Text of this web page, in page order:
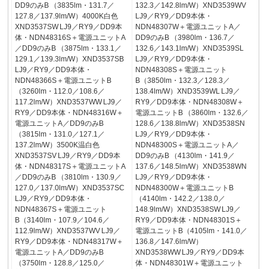
DD9のみB （3835lm・131.7／
127.8／137.9lm/W）4000K白色
XND3537SW LJ9／RY9／DD9本
体・NDN48316S＋電源ユニットA
／DD9のみB （3875lm・133.1／
129.1／139.3lm/W）XND3537SB
LJ9／RY9／DD9本体・
NDN48366S＋電源ユニットB
（3260lm・112.0／108.6／
117.2lm/W）XND3537WW LJ9／
RY9／DD9本体・NDN48316W＋
電源ユニットA／DD9のみB
（3815lm・131.0／127.1／
137.2lm/W）3500K温白色
XND3537SV LJ9／RY9／DD9本
体・NDN48317S＋電源ユニットA
／DD9のみB （3810lm・130.9／
127.0／137.0lm/W）XND3537SC
LJ9／RY9／DD9本体・
NDN48367S＋電源ユニット
B（3140lm・107.9／104.6／
112.9lm/W）XND3537WV LJ9／
RY9／DD9本体・NDN48317W＋
電源ユニットA／DD9のみB
（3750lm・128.8／125.0／
132.3／142.8lm/W）XND3539WV
LJ9／RY9／DD9本体・
NDN48307W＋電源ユニットA／
DD9のみB （3980lm・136.7／
132.6／143.1lm/W）XND3539SL
LJ9／RY9／DD9本体・
NDN48308S＋電源ユニット
B（3850lm・132.3／128.3／
138.4lm/W）XND3539WL LJ9／
RY9／DD9本体・NDN48308W＋
電源ユニットB （3860lm・132.6／
128.6／138.8lm/W）XND3538SN
LJ9／RY9／DD9本体・
NDN48300S＋電源ユニットA／
DD9のみB （4130lm・141.9／
137.6／148.5lm/W）XND3538WN
LJ9／RY9／DD9本体・
NDN48300W＋電源ユニットB
（4140lm・142.2／138.0／
148.9lm/W）XND3538SW LJ9／
RY9／DD9本体・NDN48301S＋
電源ユニットB（4105lm・141.0／
136.8／147.6lm/W）
XND3538WW LJ9／RY9／DD9本
体・NDN48301W＋電源ユニット